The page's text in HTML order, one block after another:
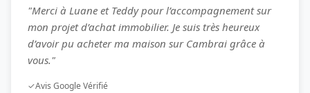
"Merci à Luane et Teddy pour l’accompagnement sur
mon projet d’achat immobilier. Je suis très heureux
d’avoir pu acheter ma maison sur Cambrai grâce à
vous."
✓Avis Google Vérifié